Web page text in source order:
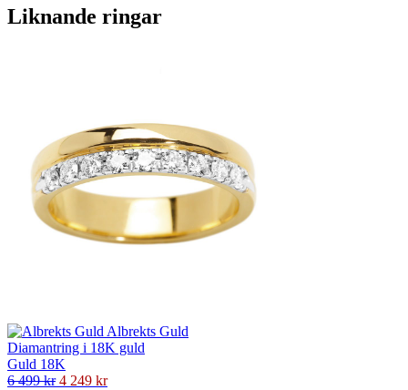
Liknande ringar
Albrekts Guld
Diamantring i 18K guld
Guld 18K
6 499 kr 4 249 kr